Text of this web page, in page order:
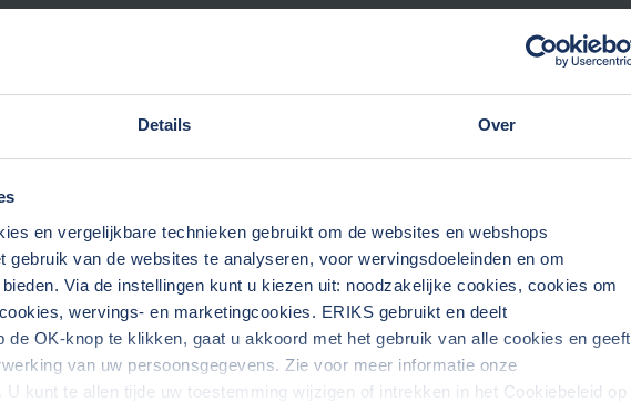
Details Over
en vergelijkbare technieken gebruikt om de websites en webshops
van de websites te analyseren, voor wervingsdoeleinden en om
Via de instellingen kunt u kiezen uit: noodzakelijke cookies, cookies om
wervings- en marketingcookies. ERIKS gebruikt en deelt
de OK-knop te klikken, gaat u akkoord met het gebruik van alle cookies en geeft
van uw persoonsgegevens. Zie voor meer informatie onze
. U kunt te allen tijde uw toestemming wijzigen of intrekken in het Cookiebeleid op
Verwarmers